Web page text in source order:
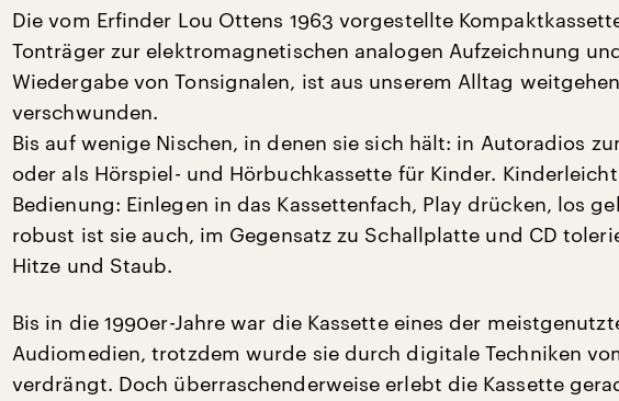
Die vom Erfinder Lou Ottens 1963 vorgestellte
Tonträger zur elektromagnetischen analogen Aufzeichnung
Wiedergabe von Tonsignalen, ist aus unserem Alltag
verschwunden.
Bis auf wenige Nischen, in denen sie sich hält: in Autoradios
oder als Hörspiel- und Hörbuchkassette für Kinder.
Bedienung: Einlegen in das Kassettenfach, Play drücken, los
robust ist sie auch, im Gegensatz zu Schallplatte und CD
Hitze und Staub.
Bis in die 1990er-Jahre war die Kassette eines der
Audiomedien, trotzdem wurde sie durch digitale Techniken
verdrängt. Doch überraschenderweise erlebt die Kassette